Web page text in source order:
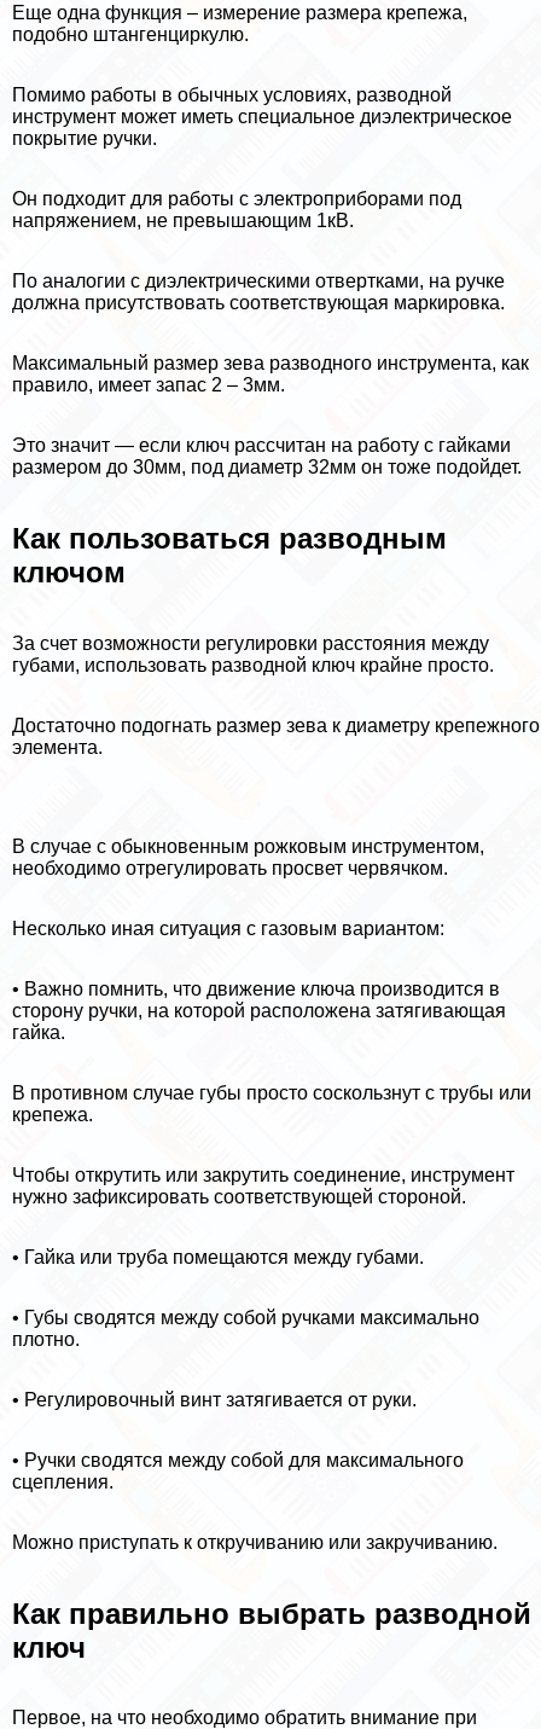
Еще одна функция – измерение размера крепежа,
подобно штангенциркулю.
Помимо работы в обычных условиях, разводной
инструмент может иметь специальное диэлектрическое
покрытие ручки.
Он подходит для работы с электроприборами под
напряжением, не превышающим 1кВ.
По аналогии с диэлектрическими отвертками, на ручке
должна присутствовать соответствующая маркировка.
Максимальный размер зева разводного инструмента, как
правило, имеет запас 2 – 3мм.
Это значит — если ключ рассчитан на работу с гайками
размером до 30мм, под диаметр 32мм он тоже подойдет.
Как пользоваться разводным
ключом
За счет возможности регулировки расстояния между
губами, использовать разводной ключ крайне просто.
Достаточно подогнать размер зева к диаметру крепежного
элемента.
В случае с обыкновенным рожковым инструментом,
необходимо отрегулировать просвет червячком.
Несколько иная ситуация с газовым вариантом:
• Важно помнить, что движение ключа производится в
сторону ручки, на которой расположена затягивающая
гайка.
В противном случае губы просто соскользнут с трубы или
крепежа.
Чтобы открутить или закрутить соединение, инструмент
нужно зафиксировать соответствующей стороной.
• Гайка или труба помещаются между губами.
• Губы сводятся между собой ручками максимально
плотно.
• Регулировочный винт затягивается от руки.
• Ручки сводятся между собой для максимального
сцепления.
Можно приступать к откручиванию или закручиванию.
Как правильно выбрать разводной
ключ
Первое, на что необходимо обратить внимание при